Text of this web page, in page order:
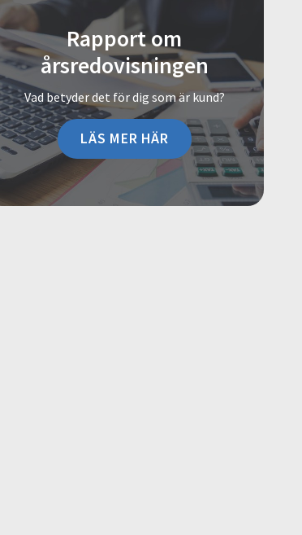
Rapport om
årsredovisningen
Vad betyder det för dig som är kund?
LÄS MER HÄR